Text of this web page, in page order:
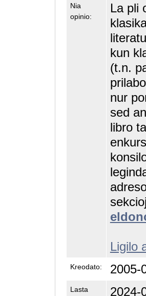
Nia
opinio:
La pli
kun
(t.n.
nur
sed
libro
Ligilo
Kreodato: 2005-
Lasta
2024-